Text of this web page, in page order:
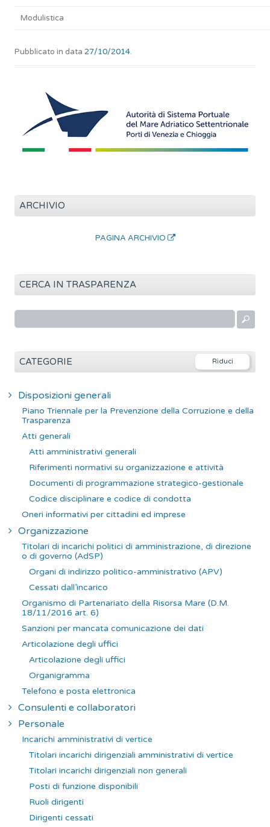
Modulistica
Pubblicato in data 27/10/2014.
ARCHIVIO
PAGINA ARCHIVIO
CERCA IN TRASPARENZA
r
CATEGORIE
Disposizioni generali
Piano Triennale per la Prevenzione della Corruzione e della
Trasparenza
Atti generali
Atti amministrativi generali
Riferimenti normativi su organizzazione e attività
Documenti di programmazione strategico-gestionale
Codice disciplinare e codice di condotta
Oneri informativi per cittadini ed imprese
Organizzazione
Titolari di incarichi politici di amministrazione, di direzione
o di governo (AdSP)
Organi di indirizzo politico-amministrativo (APV)
Cessati dall’incarico
Organismo di Partenariato della Risorsa Mare (D.M.
18/11/2016 art. 6)
Sanzioni per mancata comunicazione dei dati
Articolazione degli uffici
Articolazione degli uffici
Organigramma
Telefono e posta elettronica
Consulenti e collaboratori
Personale
Incarichi amministrativi di vertice
Titolari incarichi dirigenziali amministrativi di vertice
Titolari incarichi dirigenziali non generali
Posti di funzione disponibili
Ruoli dirigenti
Dirigenti cessati